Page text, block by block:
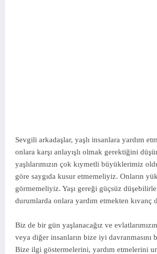
Sevgili arkadaşlar, yaşlı insanlara yardım
onlara karşı anlayışlı olmak gerektiğini
yaşlılarımızın çok kıymetli büyüklerimiz
göre saygıda kusur etmemeliyiz. Onların
görmemeliyiz. Yaşı gereği güçsüz
durumlarda onlara yardım etmekten kıvanç
Biz de bir gün yaşlanacağız ve
veya diğer insanların bize iyi davranmasını
Bize ilgi göstermelerini, yardım etmelerini